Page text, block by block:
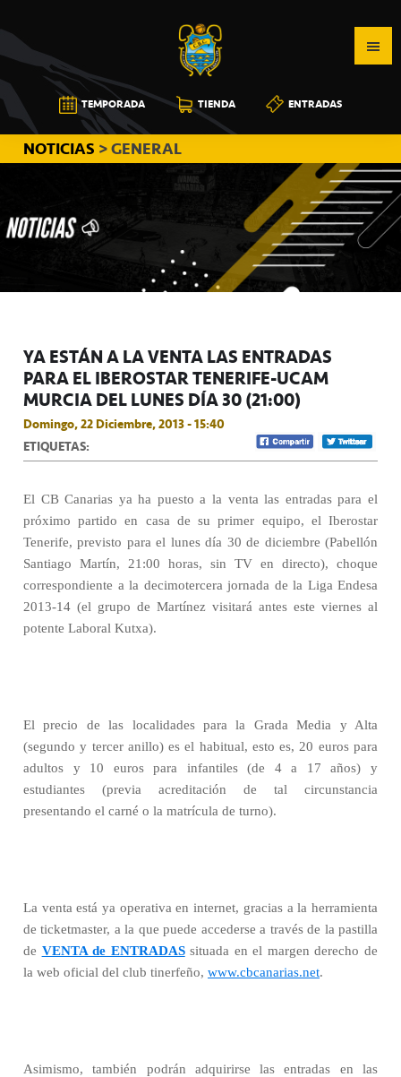
a
la
navegación
principal
al
contenido
principal
a
la
barra
lateral
principal
CB
CANARIAS
TEMPORADA TIENDA ENTRADAS
NOTICIAS > GENERAL
YA ESTÁN A LA VENTA LAS ENTRADAS
PARA EL IBEROSTAR TENERIFE-UCAM
MURCIA DEL LUNES DÍA 30 (21:00)
Domingo, 22 Diciembre, 2013 - 15:40
ETIQUETAS:
El CB Canarias ya ha puesto a la venta las entradas para el
próximo partido en casa de su primer equipo, el Iberostar
Tenerife, previsto para el lunes día 30 de diciembre (Pabellón
Santiago Martín, 21:00 horas, sin TV en directo), choque
correspondiente a la decimotercera jornada de la Liga Endesa
2013-14 (el grupo de Martínez visitará antes este viernes al
potente Laboral Kutxa).
El precio de las localidades para la Grada Media y Alta
(segundo y tercer anillo) es el habitual, esto es, 20 euros para
adultos y 10 euros para infantiles (de 4 a 17 años) y
estudiantes (previa acreditación de tal circunstancia
presentando el carné o la matrícula de turno).
La venta está ya operativa en internet, gracias a la herramienta
de ticketmaster, a la que puede accederse a través de la pastilla
de VENTA de ENTRADASsituada en el margen derecho de
la web oficial del club tinerfeño, www.cbcanarias.net.
Asimismo, también podrán adquirirse las entradas en las